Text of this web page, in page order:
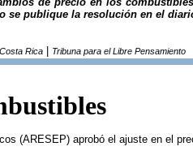
se publique la resolución en el
Rica Tribuna para el Libre Pensamiento
(ARESEP) aprobó el ajuste en el